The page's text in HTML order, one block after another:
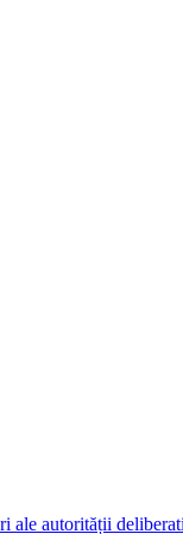
ale autorității